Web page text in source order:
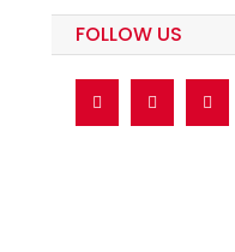
FOLLOW US